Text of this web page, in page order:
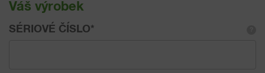
Váš výrobek
SÉRIOVÉ ČÍSLO*